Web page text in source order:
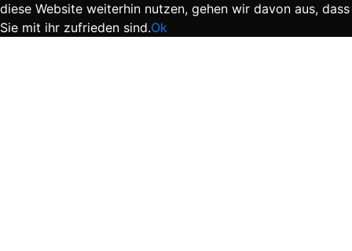
diese Website weiterhin nutzen, gehen wir davon aus, dass
Sie mit ihr zufrieden sind.Ok